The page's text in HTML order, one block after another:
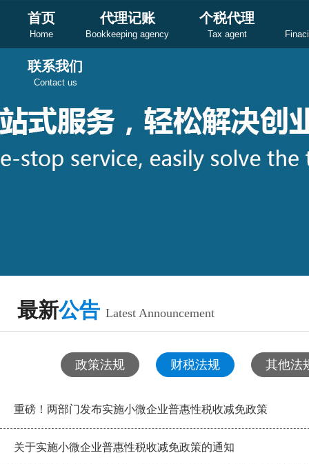
首页
Home
代理记账
Bookkeeping agency
个税代理
Tax agent
联系我们
Contact us
最新公告 Latest Announcement
政策法规 财税法规 其他法
重磅！两部门发布实施小微企业普惠性税收减免政策
关于实施小微企业普惠性税收减免政策的通知